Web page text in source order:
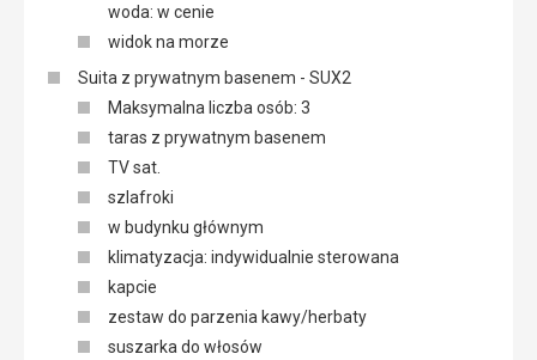
woda: w cenie
widok na morze
Suita z prywatnym basenem - SUX2
Maksymalna liczba osób: 3
taras z prywatnym basenem
TV sat.
szlafroki
w budynku głównym
klimatyzacja: indywidualnie sterowana
kapcie
zestaw do parzenia kawy/herbaty
suszarka do włosów